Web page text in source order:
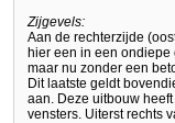
Zijgevels:
Aan de rechterzijde
hier een in een
maar nu zonder een
Dit laatste geldt
aan. Deze uitbouw
vensters. Uiterst rechts